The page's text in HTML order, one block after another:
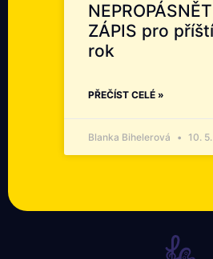
ZÁPIS pro
rok
PŘEČÍST CELÉ »
Blanka Bihelerová 10.